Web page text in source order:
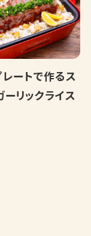
レートで作るス
リックライス